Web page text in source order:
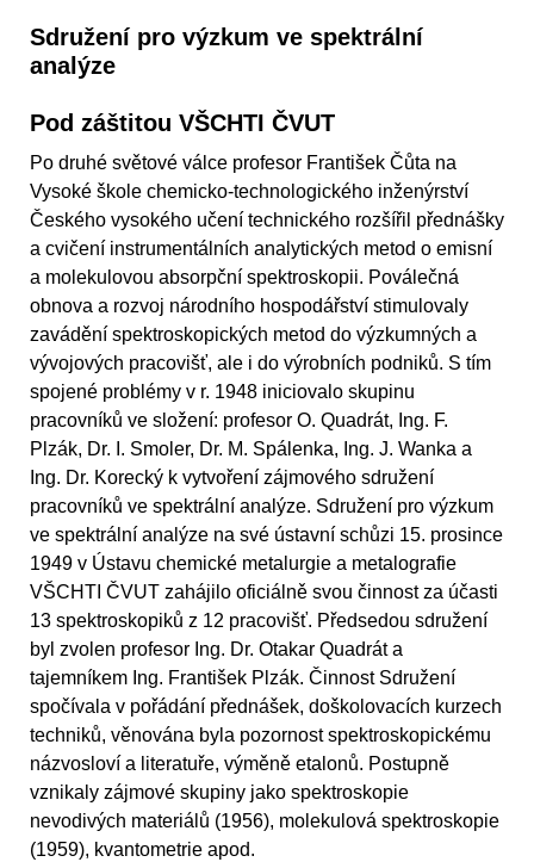
Sdružení pro výzkum ve spektrální
analýze
Pod záštitou VŠCHTI ČVUT
Po druhé světové válce profesor František Čůta na
Vysoké škole chemicko-technologického inženýrství
Českého vysokého učení technického rozšířil přednášky
a cvičení instrumentálních analytických metod o emisní
a molekulovou absorpční spektroskopii. Poválečná
obnova a rozvoj národního hospodářství stimulovaly
zavádění spektroskopických metod do výzkumných a
vývojových pracovišť, ale i do výrobních podniků. S tím
spojené problémy v r. 1948 iniciovalo skupinu
pracovníků ve složení: profesor O. Quadrát, Ing. F.
Plzák, Dr. I. Smoler, Dr. M. Spálenka, Ing. J. Wanka a
Ing. Dr. Korecký k vytvoření zájmového sdružení
pracovníků ve spektrální analýze. Sdružení pro výzkum
ve spektrální analýze na své ústavní schůzi 15. prosince
1949 v Ústavu chemické metalurgie a metalografie
VŠCHTI ČVUT zahájilo oficiálně svou činnost za účasti
13 spektroskopiků z 12 pracovišť. Předsedou sdružení
byl zvolen profesor Ing. Dr. Otakar Quadrát a
tajemníkem Ing. František Plzák. Činnost Sdružení
spočívala v pořádání přednášek, doškolovacích kurzech
techniků, věnována byla pozornost spektroskopickému
názvosloví a literatuře, výměně etalonů. Postupně
vznikaly zájmové skupiny jako spektroskopie
nevodivých materiálů (1956), molekulová spektroskopie
(1959), kvantometrie apod.